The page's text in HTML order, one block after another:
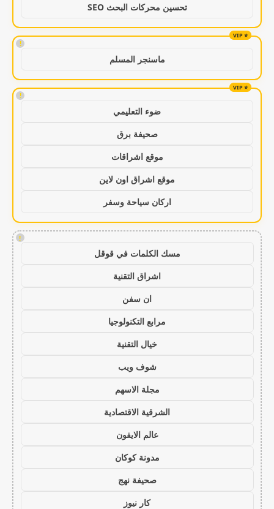
تحسين محركات البحث SEO
!
ماسنجر المسلم
!
ضوء التعليمي
صحيفة برق
موقع اشراقات
موقع اشراق اون لاين
اركان سياحة وسفر
!
مسك الكلمات في قوقل
اشراق التقنية
ان سفن
مرابع التكنولوجيا
خيال التقنية
شوف ويب
مجلة الاسهم
الشرقية الاقتصادية
عالم الايفون
مدونة كوكان
صحيفة نهج
كار نيوز